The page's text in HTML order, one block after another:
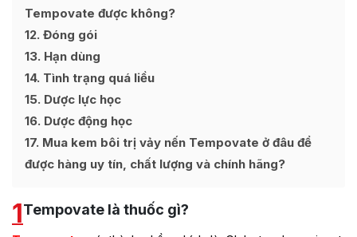
Tempovate được không?
12 Đóng gói
13 Hạn dùng
14 Tình trạng quá liều
15 Dược lực học
16 Dược động học
17 Mua kem bôi trị vảy nến Tempovate ở đâu để
được hàng uy tín, chất lượng và chính hãng?
1Tempovate là thuốc gì?